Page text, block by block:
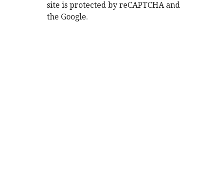
site is protected by reCAPTCHA and
the Google.